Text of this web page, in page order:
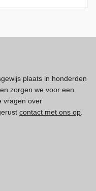
plaats in honderden
zorgen we voor een
vragen over
contact met ons op.